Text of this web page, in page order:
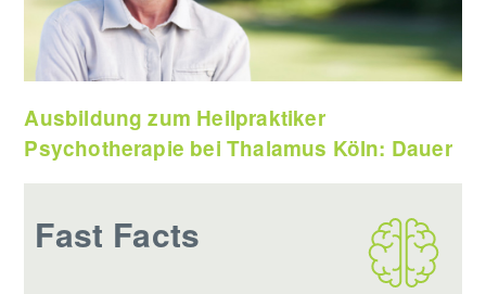
Ausbildung zum Heilpraktiker
Psychotherapie bei Thalamus Köln: Dauer
Fast Facts